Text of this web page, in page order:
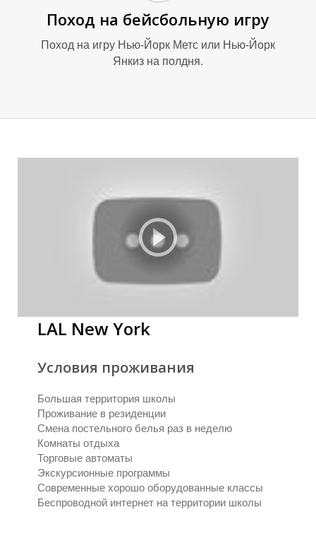
Поход на бейсбольную игру
Поход на игру Нью-Йорк Метс или Нью-Йорк
Янкиз на полдня.
LAL New York
Условия проживания
Большая территория школы
Проживание в резиденции
Смена постельного белья раз в неделю
Комнаты отдыха
Торговые автоматы
Экскурсионные программы
Современные хорошо оборудованные классы
Беспроводной интернет на территории школы